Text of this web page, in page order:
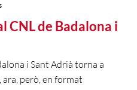
CNL de Badalona i
i Sant Adrià torna a
però, en format